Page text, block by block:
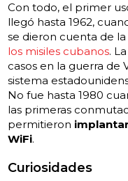
Con todo, el primer
llegó hasta 1962,
se dieron cuenta de
los misiles cubanos.
casos en la guerra de
sistema
No fue hasta 1980
las primeras
permitieron
WiFi.
Curiosidades